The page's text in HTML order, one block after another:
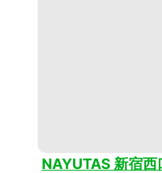
NAYUTAS 新宿西